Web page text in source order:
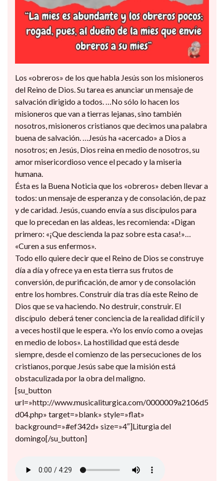
Los «obreros» de los que habla Jesús son los misioneros
del Reino de Dios. Su tarea es anunciar un mensaje de
salvación dirigido a todos. …No sólo lo hacen los
misioneros que van a tierras lejanas, sino también
nosotros, misioneros cristianos que decimos una palabra
buena de salvación. …Jesús ha «acercado» a Dios a
nosotros; en Jesús, Dios reina en medio de nosotros, su
amor misericordioso vence el pecado y la miseria
humana.
Ésta es la Buena Noticia que los «obreros» deben llevar a
todos: un mensaje de esperanza y de consolación, de paz
y de caridad. Jesús, cuando envía a sus discípulos para
que lo precedan en las aldeas, les recomienda: «Digan
primero: «¡Que descienda la paz sobre esta casa!»…
«Curen a sus enfermos».
Todo ello quiere decir que el Reino de Dios se construye
día a día y ofrece ya en esta tierra sus frutos de
conversión, de purificación, de amor y de consolación
entre los hombres. Construir día tras día este Reino de
Dios que se va haciendo. No destruir, construir. El
discípulo deberá tener conciencia de la realidad difícil y
a veces hostil que le espera. «Yo los envío como a ovejas
en medio de lobos». La hostilidad que está desde
siempre, desde el comienzo de las persecuciones de los
cristianos, porque Jesús sabe que la misión está
obstaculizada por la obra del maligno.
[su_button
url=»http://www.musicaliturgica.com/0000009a2106d5
d04.php» target=»blank» style=»flat»
background=»#ef342d» size=»4″]Liturgia del
domingo[/su_button]